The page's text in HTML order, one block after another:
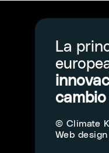
La
© Climate
Web design